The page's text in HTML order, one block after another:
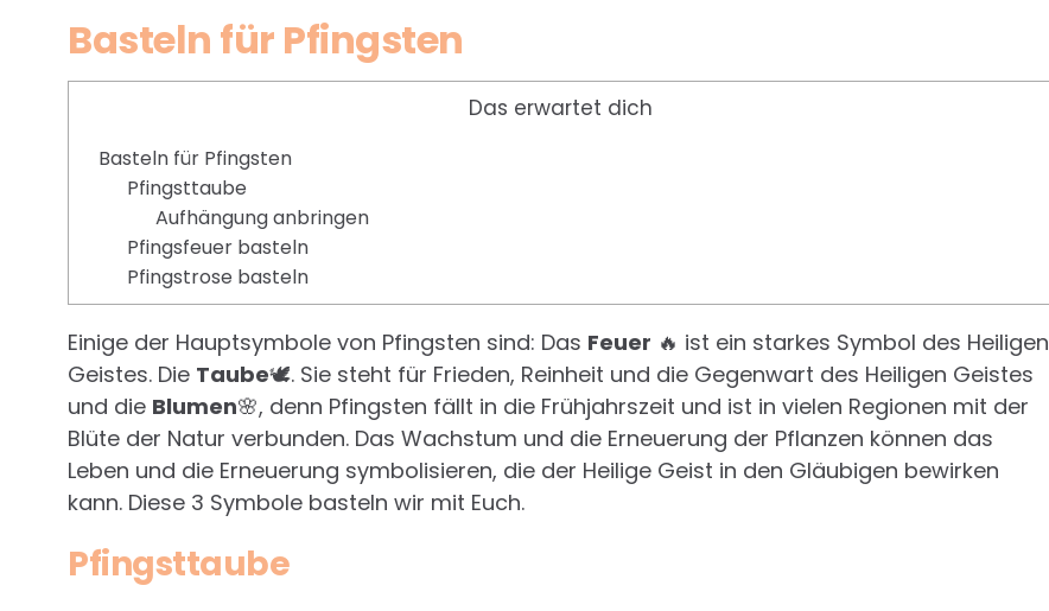
Basteln für Pfingsten
Das erwartet dich
Basteln für Pfingsten
Pfingsttaube
Aufhängung anbringen
Pfingsfeuer basteln
Pfingstrose basteln
Einige der Hauptsymbole von Pfingsten sind: Das Feuer 🔥 ist ein starkes Symbol des Heiligen
Geistes. Die Taube🕊️. Sie steht für Frieden, Reinheit und die Gegenwart des Heiligen Geistes
und die Blumen🌸, denn Pfingsten fällt in die Frühjahrszeit und ist in vielen Regionen mit der
Blüte der Natur verbunden. Das Wachstum und die Erneuerung der Pflanzen können das
Leben und die Erneuerung symbolisieren, die der Heilige Geist in den Gläubigen bewirken
kann. Diese 3 Symbole basteln wir mit Euch.
Pfingsttaube